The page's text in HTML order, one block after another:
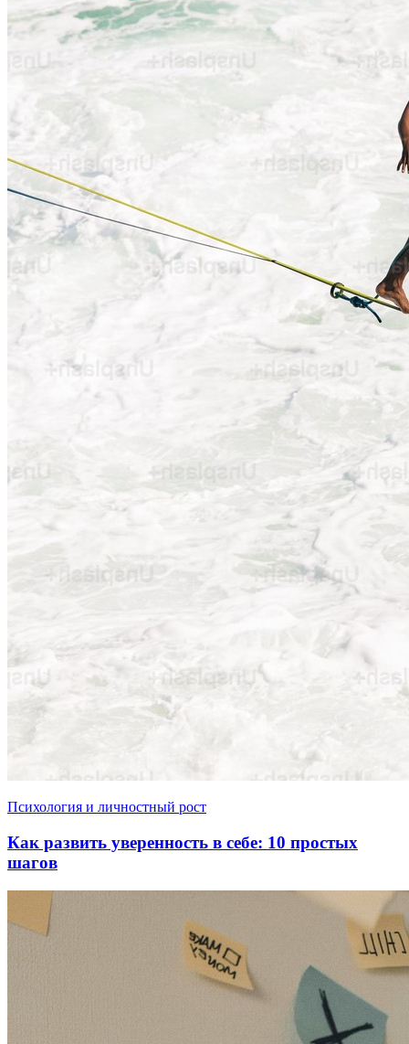
Психология и личностный рост
Как развить уверенность в себе: 10 простых
шагов